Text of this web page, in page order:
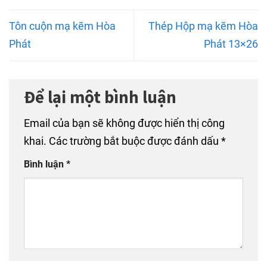
Tôn cuộn mạ kẽm Hòa
Phát
Thép Hộp mạ kẽm Hòa
Phát 13×26
Để lại một bình luận
Email của bạn sẽ không được hiển thị công
khai. Các trường bắt buộc được đánh dấu *
Bình luận *